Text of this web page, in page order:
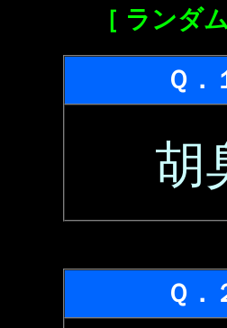
［ ランダ
Ｑ．
胡
Ｑ．